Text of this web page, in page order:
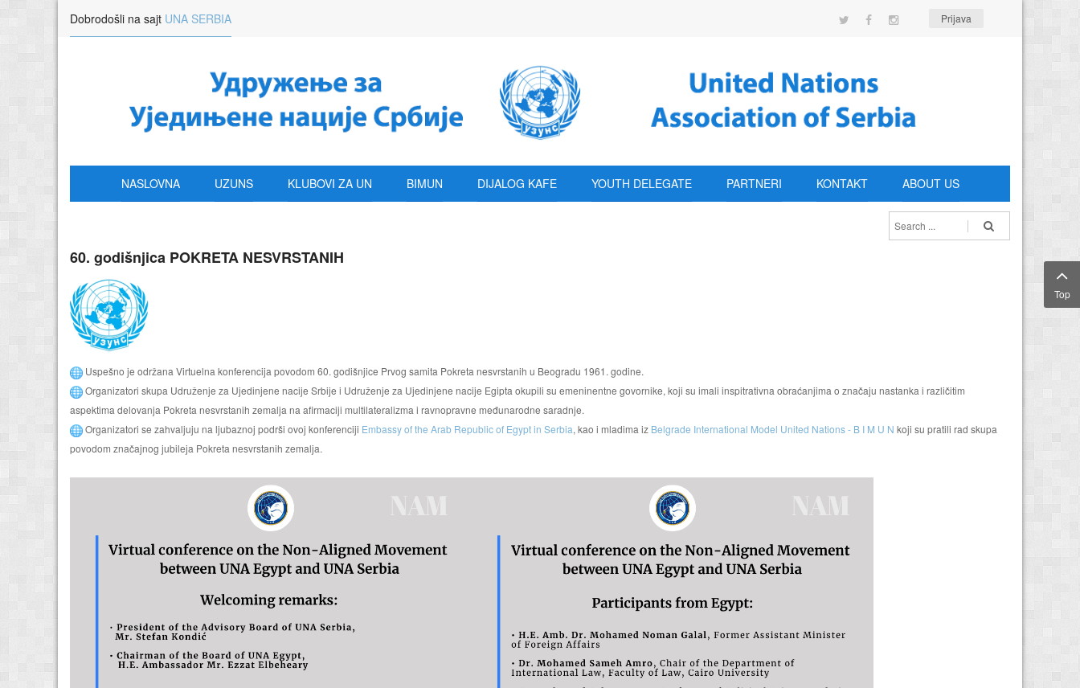
Dobrodošli na sajt UNA SERBIA Prijava
NASLOVNA UZUNS KLUBOVI ZA UN BIMUN DIJALOG KAFE YOUTH DELEGATE PARTNERI KONTAKT ABOUT US
60. godišnjica POKRETA NESVRSTANIH
Uspešno je održana Virtuelna konferencija povodom 60. godišnjice Prvog samita Pokreta nesvrstanih u Beogradu 1961. godine.
Organizatori skupa Udruženje za Ujedinjene nacije Srbije i Udruženje za Ujedinjene nacije Egipta okupili su emeninentne govornike, koji su imali inspitrativna obraćanjima o značaju nastanka i različitim
aspektima delovanja Pokreta nesvrstanih zemalja na afirmaciji multilateralizma i ravnopravne međunarodne saradnje.
Organizatori se zahvaljuju na ljubaznoj podrši ovoj konferenciji Embassy of the Arab Republic of Egypt in Serbia, kao i mladima iz Belgrade International Model United Nations - B I M U N koji su pratili rad skupa
povodom značajnog jubileja Pokreta nesvrstanih zemalja.
Top